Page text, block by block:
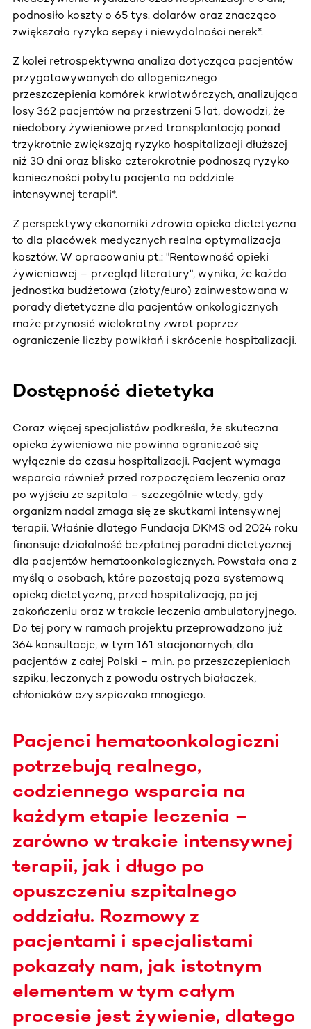
podnosiło koszty o 65 tys. dolarów oraz znacząco
zwiększało ryzyko sepsy i niewydolności nerek*.
Z kolei retrospektywna analiza dotycząca pacjentów
przygotowywanych do allogenicznego
przeszczepienia komórek krwiotwórczych, analizująca
losy 362 pacjentów na przestrzeni 5 lat, dowodzi, że
niedobory żywieniowe przed transplantacją ponad
trzykrotnie zwiększają ryzyko hospitalizacji dłuższej
niż 30 dni oraz blisko czterokrotnie podnoszą ryzyko
konieczności pobytu pacjenta na oddziale
intensywnej terapii*.
Z perspektywy ekonomiki zdrowia opieka dietetyczna
to dla placówek medycznych realna optymalizacja
kosztów. W opracowaniu pt.: "Rentowność opieki
żywieniowej – przegląd literatury", wynika, że każda
jednostka budżetowa (złoty/euro) zainwestowana w
porady dietetyczne dla pacjentów onkologicznych
może przynosić wielokrotny zwrot poprzez
ograniczenie liczby powikłań i skrócenie hospitalizacji.
Dostępność dietetyka
Coraz więcej specjalistów podkreśla, że skuteczna
opieka żywieniowa nie powinna ograniczać się
wyłącznie do czasu hospitalizacji. Pacjent wymaga
wsparcia również przed rozpoczęciem leczenia oraz
po wyjściu ze szpitala – szczególnie wtedy, gdy
organizm nadal zmaga się ze skutkami intensywnej
terapii. Właśnie dlatego Fundacja DKMS od 2024 roku
finansuje działalność bezpłatnej poradni dietetycznej
dla pacjentów hematoonkologicznych. Powstała ona z
myślą o osobach, które pozostają poza systemową
opieką dietetyczną, przed hospitalizacją, po jej
zakończeniu oraz w trakcie leczenia ambulatoryjnego.
Do tej pory w ramach projektu przeprowadzono już
364 konsultacje, w tym 161 stacjonarnych, dla
pacjentów z całej Polski – m.in. po przeszczepieniach
szpiku, leczonych z powodu ostrych białaczek,
chłoniaków czy szpiczaka mnogiego.
Pacjenci hematoonkologiczni
potrzebują realnego,
codziennego wsparcia na
każdym etapie leczenia –
zarówno w trakcie intensywnej
terapii, jak i długo po
opuszczeniu szpitalnego
oddziału. Rozmowy z
pacjentami i specjalistami
pokazały nam, jak istotnym
elementem w tym całym
procesie jest żywienie, dlatego